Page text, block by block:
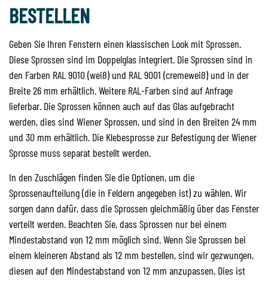
BESTELLEN
Geben Sie Ihren Fenstern einen klassischen Look mit Sprossen.
Diese Sprossen sind im Doppelglas integriert. Die Sprossen sind in
den Farben RAL 9010 (weiß) und RAL 9001 (cremeweiß) und in der
Breite 26 mm erhältlich. Weitere RAL-Farben sind auf Anfrage
lieferbar. Die Sprossen können auch auf das Glas aufgebracht
werden, dies sind Wiener Sprossen, und sind in den Breiten 24 mm
und 30 mm erhältlich. Die Klebesprosse zur Befestigung der Wiener
Sprosse muss separat bestellt werden.
In den Zuschlägen finden Sie die Optionen, um die
Sprossenaufteilung (die in Feldern angegeben ist) zu wählen. Wir
sorgen dann dafür, dass die Sprossen gleichmäßig über das Fenster
verteilt werden. Beachten Sie, dass Sprossen nur bei einem
Mindestabstand von 12 mm möglich sind. Wenn Sie Sprossen bei
einem kleineren Abstand als 12 mm bestellen, sind wir gezwungen,
diesen auf den Mindestabstand von 12 mm anzupassen. Dies ist